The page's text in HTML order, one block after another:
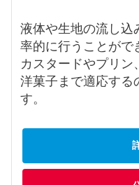
液体や生地の流し込
率的に行うことがで
カスタードやプリン
洋菓子まで適応する
す。